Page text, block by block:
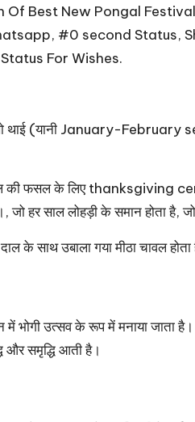
Best New Pongal
#0 second Status,
For Wishes.
जो थाई (यानी January-
की फसल के लिए thanksgiving
जो हर साल लोहड़ी के समान होता है,
के साथ उबाला गया मीठा चावल होता
में भोगी उत्सव के रूप में मनाया जाता
और समृद्धि आती है।